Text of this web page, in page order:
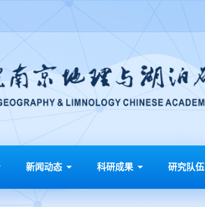
新闻动态 科研成果 研究队伍